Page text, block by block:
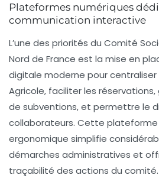
Plateformes numériques
communication interactive
L’une des priorités du Comité
Nord de France est la mise en
digitale moderne pour centraliser
Agricole, faciliter les
de subventions, et permettre le
collaborateurs. Cette
ergonomique simplifie
démarches administratives et
traçabilité des actions du comité.